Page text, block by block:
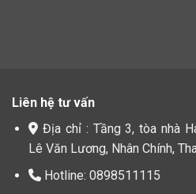
Liên hệ tư vấn
Địa chỉ : Tầng 3, tòa nhà
Lê Văn Lương, Nhân Chính,
Hotline: 0898511115